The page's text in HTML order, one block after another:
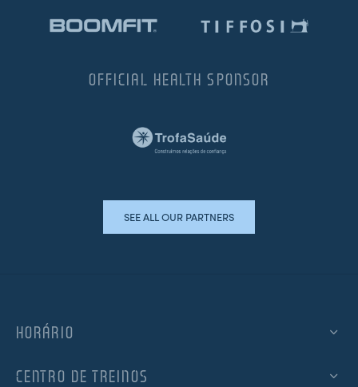
OFFICIAL HEALTH SPONSOR
SEE ALL OUR PARTNERS
HORÁRIO
CENTRO DE TREINOS